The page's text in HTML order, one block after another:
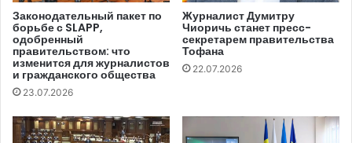
Согласно анализу годовых отчетов за 2021 год
поставщиков телевизионных медиауслуг,
проведенному Русланом Михалевским, десять
телеканалов считают, что данные об источниках
финансирования являются «конфиденциальными» или
Moldova», «Cinema 1» PEH TV», «RTR
Законодательный пакет по
борьбе с SLAPP,
одобренный
правительством: что
изменится для журналистов
и гражданского общества
23.07.2026
Журналист Думитру
Чиоричь станет пресс-
секретарем правительства
Тофана
22.07.2026